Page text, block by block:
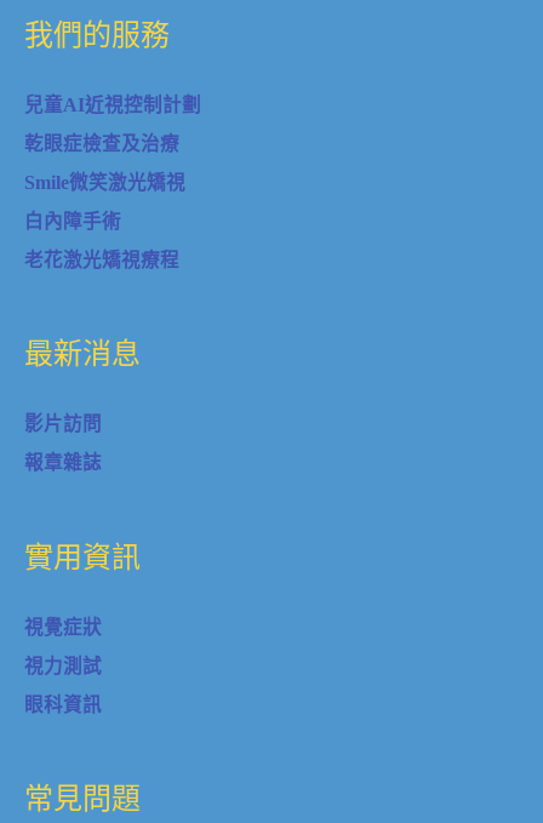
我們的服務
兒童AI近視控制計劃
乾眼症檢查及治療
Smile微笑激光矯視
白內障手術
老花激光矯視療程
最新消息
影片訪問
報章雜誌
實用資訊
視覺症狀
視力測試
眼科資訊
常見問題